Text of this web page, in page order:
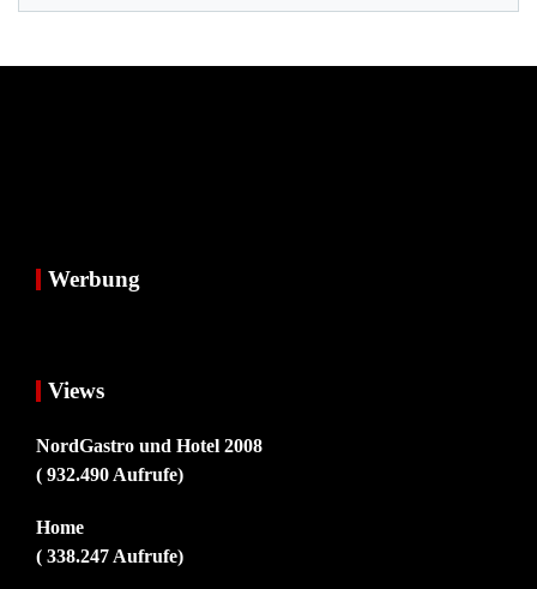
Werbung
Views
NordGastro und Hotel 2008
( 932.490 Aufrufe)
Home
( 338.247 Aufrufe)